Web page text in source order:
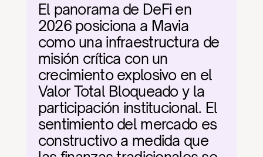
El panorama de DeFi en
2026 posiciona a Mavia
como una infraestructura de
misión crítica con un
crecimiento explosivo en el
Valor Total Bloqueado y la
participación institucional. El
sentimiento del mercado es
constructivo a medida que